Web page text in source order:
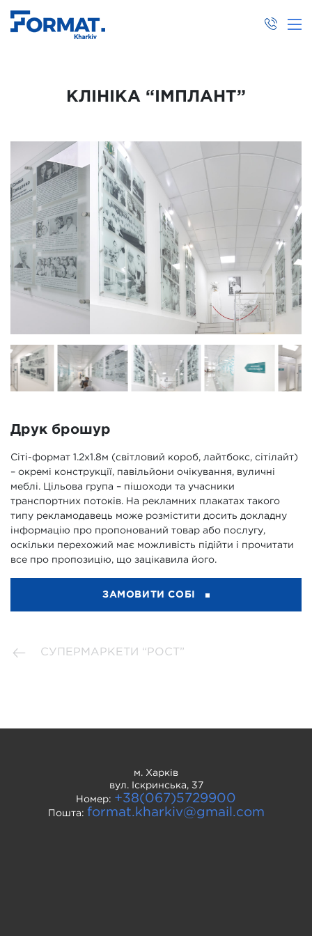
КЛІНІКА “ІМПЛАНТ”
Друк брошур
Сіті-формат 1.2х1.8м (світловий короб, лайтбокс, сітілайт)
– окремі конструкції, павільйони очікування, вуличні
меблі. Цільова група – пішоходи та учасники
транспортних потоків. На рекламних плакатах такого
типу рекламодавець може розмістити досить докладну
інформацію про пропонований товар або послугу,
оскільки перехожий має можливість підійти і прочитати
все про пропозицію, що зацікавила його.
ЗАМОВИТИ СОБІ
СУПЕРМАРКЕТИ “РОСТ”
м. Харків
вул. Іскринська, 37
Номер: +38(067)5729900
Пошта: format.kharkiv@gmail.com